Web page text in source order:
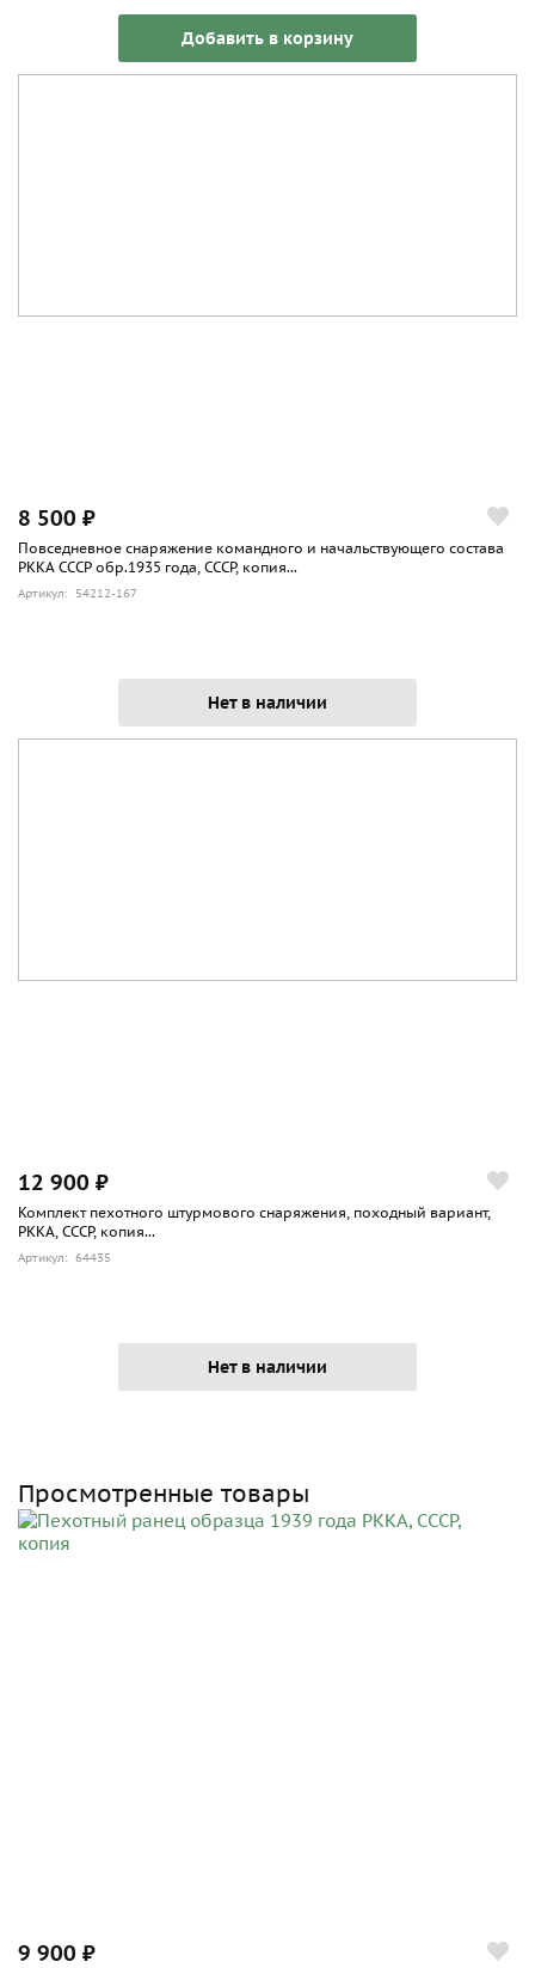
Добавить в корзину
8 500 ₽
Повседневное снаряжение командного и начальствующего состава
РККА СССР обр.1935 года, СССР, копия...
Артикул: 54212-167
Нет в наличии
12 900 ₽
Комплект пехотного штурмового снаряжения, походный вариант,
РККА, СССР, копия...
Артикул: 64435
Нет в наличии
Просмотренные товары
9 900 ₽